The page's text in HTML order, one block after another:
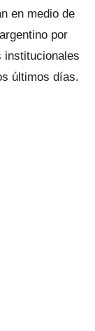
en medio de
por
institucionales
últimos días.